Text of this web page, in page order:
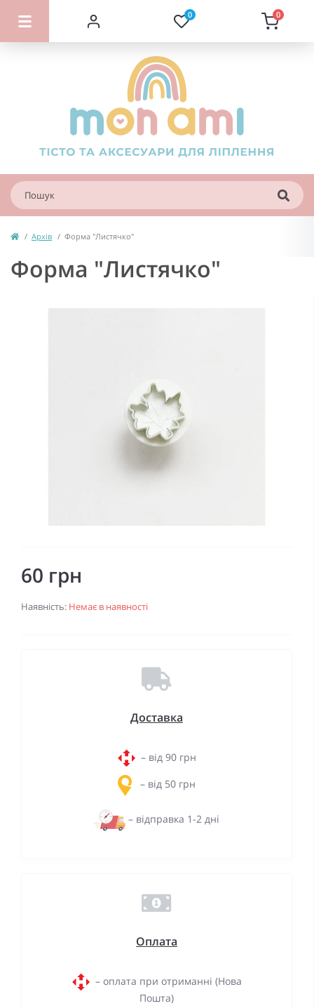
0 0
Архів Форма "Листячко"
Форма "Листячко"
60 грн
Наявність: Немає в наявності
Доставка
– від 90 грн
– від 50 грн
– відправка 1-2 дні
Оплата
– оплата при отриманні (Нова
Пошта)